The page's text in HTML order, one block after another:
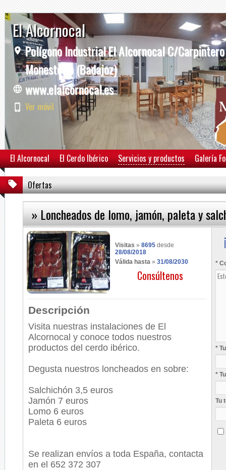
El Alcornocal
Polígono Industrial El Alcornocal C/
Monesterio (Badajoz)
www.elalcornocal.es
Ver móvil
El Alcornocal El Cerdo Ibérico Servicios y productos Galería
Ofertas
» Loncheados de lomo, jamón, paleta y
Visitas » 8695 desde
28/08/2018
Válida hasta » 31/08/2030
Consúltenos
Descripción
Visita nuestras instalaciones de El
Alcornocal y conoce todos nuestros
productos del cerdo ibérico.
Degusta nuestros loncheados en sobre:
Salchichón 3,5 euros
Jamón 7 euros
Lomo 6 euros
Paleta 6 euros
Se realizan envíos a toda España, contacta
en el 652 372 307
*
*
*
Tu